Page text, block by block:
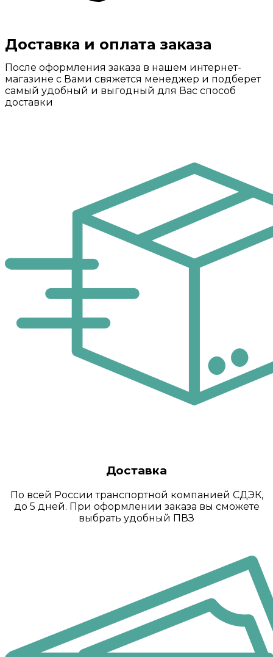
Доставка и оплата заказа
После оформления заказа в нашем интернет-
магазине с Вами свяжется менеджер и подберет
самый удобный и выгодный для Вас способ
доставки
Доставка
По всей России транспортной компанией СДЭК,
до 5 дней. При оформлении заказа вы сможете
выбрать удобный ПВЗ